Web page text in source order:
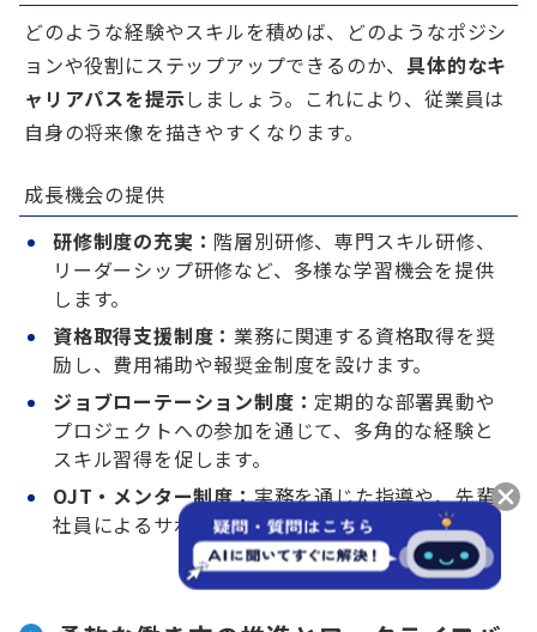
どのような経験やスキルを積めば、どのようなポジシ
ョンや役割にステップアップできるのか、具体的なキ
ャリアパスを提示しましょう。これにより、従業員は
自身の将来像を描きやすくなります。
成長機会の提供
研修制度の充実： 階層別研修、専門スキル研修、
リーダーシップ研修など、多様な学習機会を提供
します。
資格取得支援制度： 業務に関連する資格取得を奨
励し、費用補助や報奨金制度を設けます。
ジョブローテーション制度： 定期的な部署異動や
プロジェクトへの参加を通じて、多角的な経験と
スキル習得を促します。
OJT・メンター制度：実務を通じた指導や、先輩
社員によるサポート体制を強化します。